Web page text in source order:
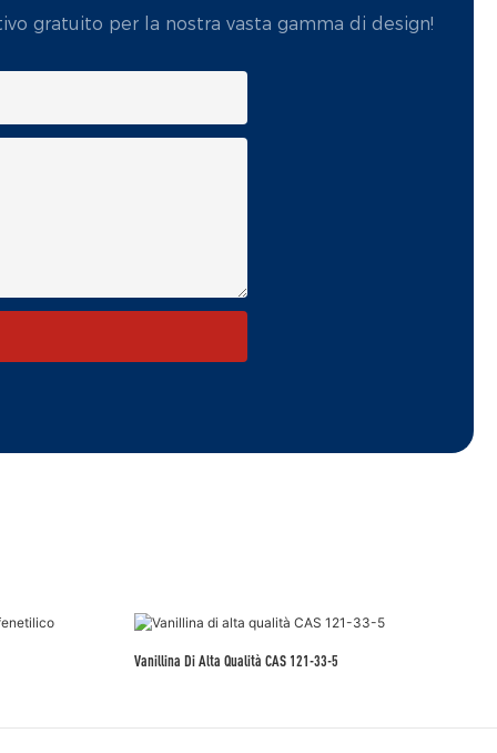
gratuito per la nostra vasta gamma di design!
Vanillina Di Alta Qualità CAS 121-33-5